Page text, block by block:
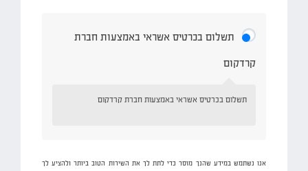
תשלום בכרטיס אשראי באמצעות חברת
קרדקום
תשלום בכרטיס אשראי באמצעות חברת קרדקום
אנו נשתמש במידע שהנך מוסר כדי לתת לך את השירות הטוב ביותר ולהציע לך